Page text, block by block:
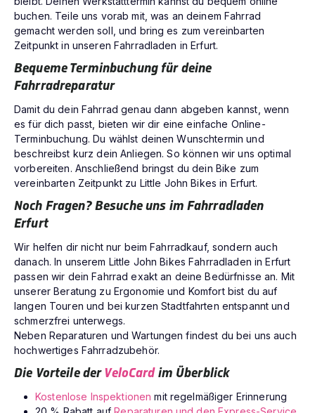
buchen. Teile uns vorab mit, was an deinem Fahrrad
gemacht werden soll, und bring es zum vereinbarten
Zeitpunkt in unseren Fahrradladen in Erfurt.
Bequeme Terminbuchung für deine
Fahrradreparatur
Damit du dein Fahrrad genau dann abgeben kannst, wenn
es für dich passt, bieten wir dir eine einfache Online-
Terminbuchung. Du wählst deinen Wunschtermin und
beschreibst kurz dein Anliegen. So können wir uns optimal
vorbereiten. Anschließend bringst du dein Bike zum
vereinbarten Zeitpunkt zu Little John Bikes in Erfurt.
Noch Fragen? Besuche uns im Fahrradladen
Erfurt
Wir helfen dir nicht nur beim Fahrradkauf, sondern auch
danach. In unserem Little John Bikes Fahrradladen in Erfurt
passen wir dein Fahrrad exakt an deine Bedürfnisse an. Mit
unserer Beratung zu Ergonomie und Komfort bist du auf
langen Touren und bei kurzen Stadtfahrten entspannt und
schmerzfrei unterwegs.
Neben Reparaturen und Wartungen findest du bei uns auch
hochwertiges Fahrradzubehör.
Die Vorteile derVeloCardim Überblick
Kostenlose Inspektionen mit regelmäßiger Erinnerung